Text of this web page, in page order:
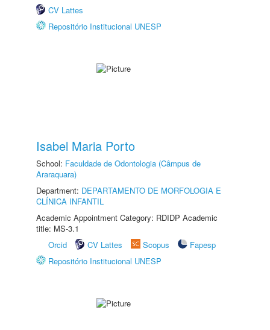
CV Lattes
Repositório Institucional UNESP
Isabel Maria Porto
School: Faculdade de Odontologia (Câmpus de
Araraquara)
Department: DEPARTAMENTO DE MORFOLOGIA E
CLÍNICA INFANTIL
Academic Appointment Category: RDIDP Academic
title: MS-3.1
Orcid
CV Lattes Scopus
Fapesp
Repositório Institucional UNESP